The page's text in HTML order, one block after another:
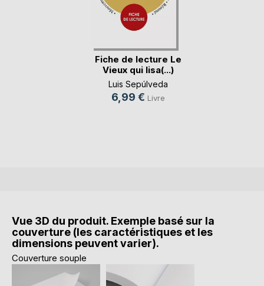
Fiche de lecture Le
Vieux qui lisa(...)
Luis Sepúlveda
6,99 € Livre
Vue 3D du produit. Exemple basé sur la
couverture (les caractéristiques et les
dimensions peuvent varier).
Couverture souple